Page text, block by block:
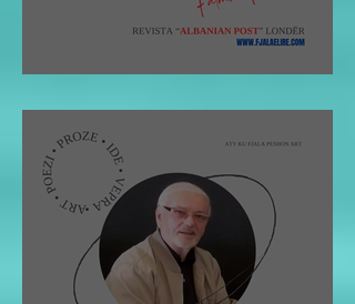
Fatmir Terziu: Shqipja